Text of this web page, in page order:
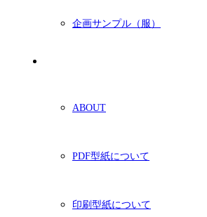
企画サンプル（服）
ABOUT
PDF型紙について
印刷型紙について